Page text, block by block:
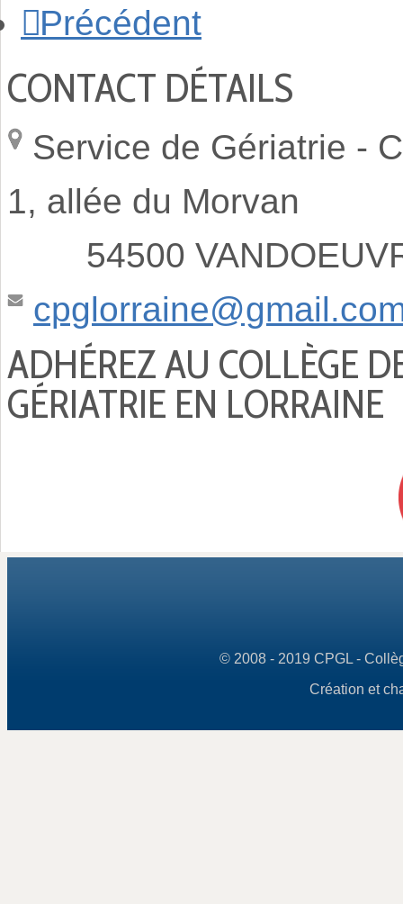
Précédent
CONTACT DÉTAILS
Service de Gériatrie -
1, allée du Morvan
54500
ADHÉREZ AU COLLÈGE
GÉRIATRIE EN LORRAINE
© 2008 - 2019 CPGL -
Création et